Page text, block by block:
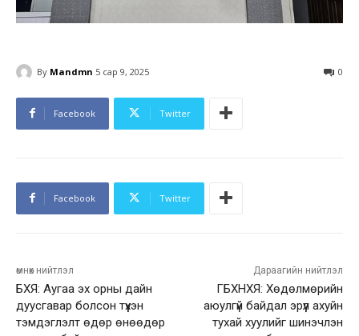
By Mandmn 5 сар 9, 2025 0
Facebook Twitter
Facebook Twitter
өмнөх нийтлэл
БХЯ: Аугаа эх орны дайн
дуусгавар болсон түүхэн
тэмдэглэлт өдөр өнөөдөр
Дараагийн нийтлэл
ГБХНХЯ: Хөдөлмөрийн
аюулгүй байдал эрүүл ахуйн
тухай хуулийг шинэчлэн